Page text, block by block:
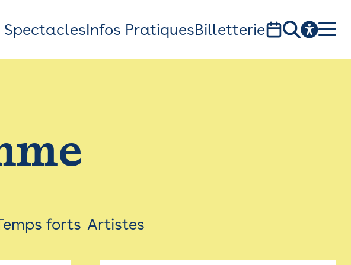
Top
Bar
Menu
SpectaclesInfos PratiquesBilletterie
1, av. du Chateau d'eau - 31300 Toulouse
forts Artistes